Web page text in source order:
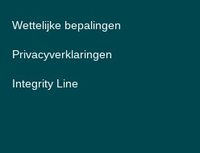
Wettelijke bepalingen
Privacyverklaringen
Integrity Line